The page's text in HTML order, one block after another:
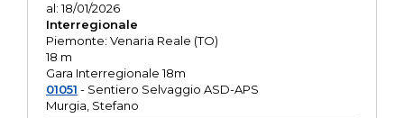
al: 18/01/2026
Interregionale
Piemonte: Venaria Reale (TO)
18 m
Gara Interregionale 18m
01051 - Sentiero Selvaggio ASD-APS
Murgia, Stefano